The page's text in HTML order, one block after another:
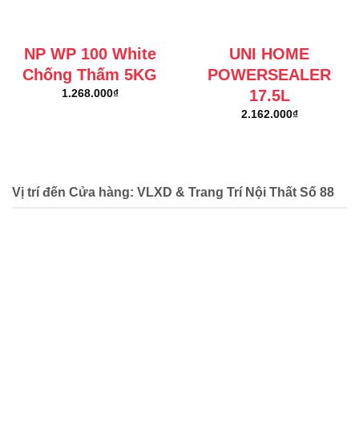
NP WP 100 White
Chống Thấm 5KG
1.268.000₫
UNI HOME
POWERSEALER
17.5L
2.162.000₫
Vị trí đến Cửa hàng: VLXD & Trang Trí Nội Thất Số 88